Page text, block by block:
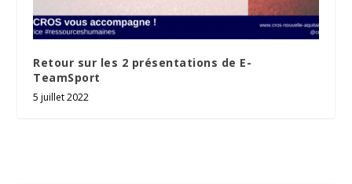
Retour sur les 2 présentations de E-
TeamSport
5 juillet 2022